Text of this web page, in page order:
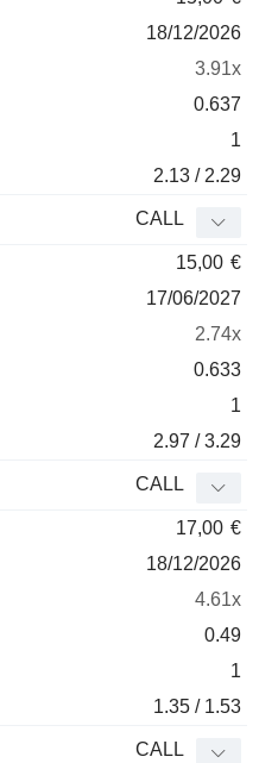
18/12/2026
3.91x
0.637
1
2.13 / 2.29
CALL
15,00 €
17/06/2027
2.74x
0.633
1
2.97 / 3.29
CALL
17,00 €
18/12/2026
4.61x
0.49
1
1.35 / 1.53
CALL